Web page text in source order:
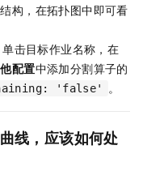
构，在拓扑图中即可看
击目标作业名称，在
配置中添加分割算子的
'false' 。
线，应该如何处